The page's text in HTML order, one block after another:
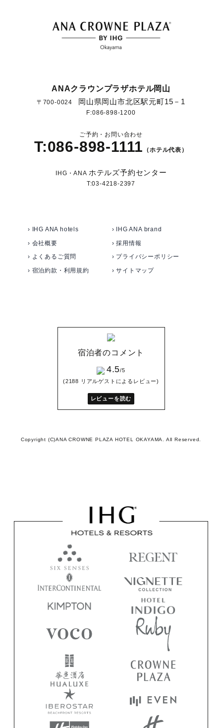
ANAクラウンプラザホテル岡山
〒700-0024 岡山県岡山市北区駅元町15－1
F:086-898-1200
ご予約・お問い合わせ
T:086-898-1111 （ホテル代表）
IHG・ANA ホテルズ予約センター
T:03-4218-2397
› IHG ANA hotels
› IHG ANA brand
› 会社概要
› 採用情報
› よくあるご質問
› プライバシーポリシー
› 宿泊約款・利用規約
› サイトマップ
宿泊者のコメント
4.5/5
(2188 リアルゲストによるレビュー)
レビューを読む
Copyright (C)ANA CROWNE PLAZA HOTEL OKAYAMA. All Reserved.